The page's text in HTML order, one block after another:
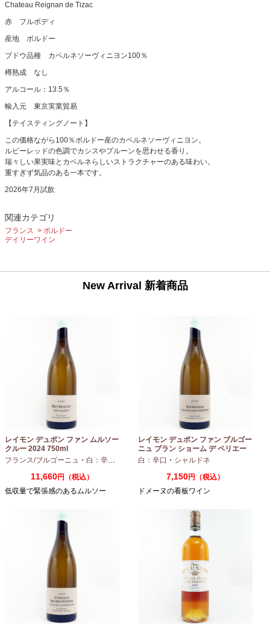
Chateau Reignan de Tizac
赤 フルボディ
産地 ボルドー
ブドウ品種 カベルネソーヴィニヨン100％
樽熟成 なし
アルコール：13.5％
輸入元 東京実業貿易
【テイスティングノート】
この価格ながら100％ボルドー産のカベルネソーヴィニヨン。
ルビーレッドの色調でカシスやプルーンを思わせる香り。
瑞々しい果実味とカベルネらしいストラクチャーのある味わい。
重すぎず気品のある一本です。
2026年7月試飲
関連カテゴリ
フランス
ボルドー
デイリーワイン
New Arrival 新着商品
レイモン デュポン ファン ムルソー
クルー 2024 750ml
フランス/ブルゴーニュ ・ 白：辛口 シャルドネ
11,660円（税込）
低収量で緊張感のあるムルソー
レイモン デュポン ファン ブルゴー
ニュ ブラン ショーム デ ペリエー
ル 2024 750ml
白：辛口 ・ シャルドネ
7,150円（税込）
ドメーヌの看板ワイン